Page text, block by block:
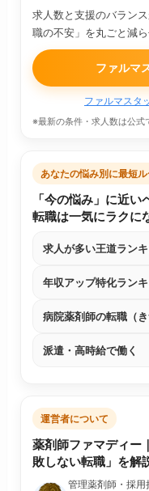
求人数と支援のバラン
職の不安」を丸ごと減ら
ファルマ
ファルマスタ
※最新の条件・求人数は公式
あなたの悩み別に最短ル
「今の悩み」に近い
転職は一気にラクに
求人が多い王道ラン
年収アップ特化ラン
病院薬剤師の転職（き
派遣・高時給で働く
運営者について
薬剤師ファマディー
敗しない転職」を解
管理薬剤師・採用